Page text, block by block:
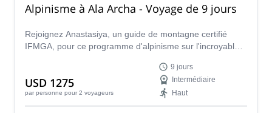
Alpinisme à Ala Archa - Voyage de 9 jours
Rejoignez Anastasiya, un guide de montagne certifié
IFMGA, pour ce programme d'alpinisme sur l'incroyable
escalader des sommets comme le Korona (4860 m),
l'Uchitel (4560 m) et le Boks (4211) !
USD 1275
par personne pour 2 voyageurs
9 jours
Intermédiaire
Haut